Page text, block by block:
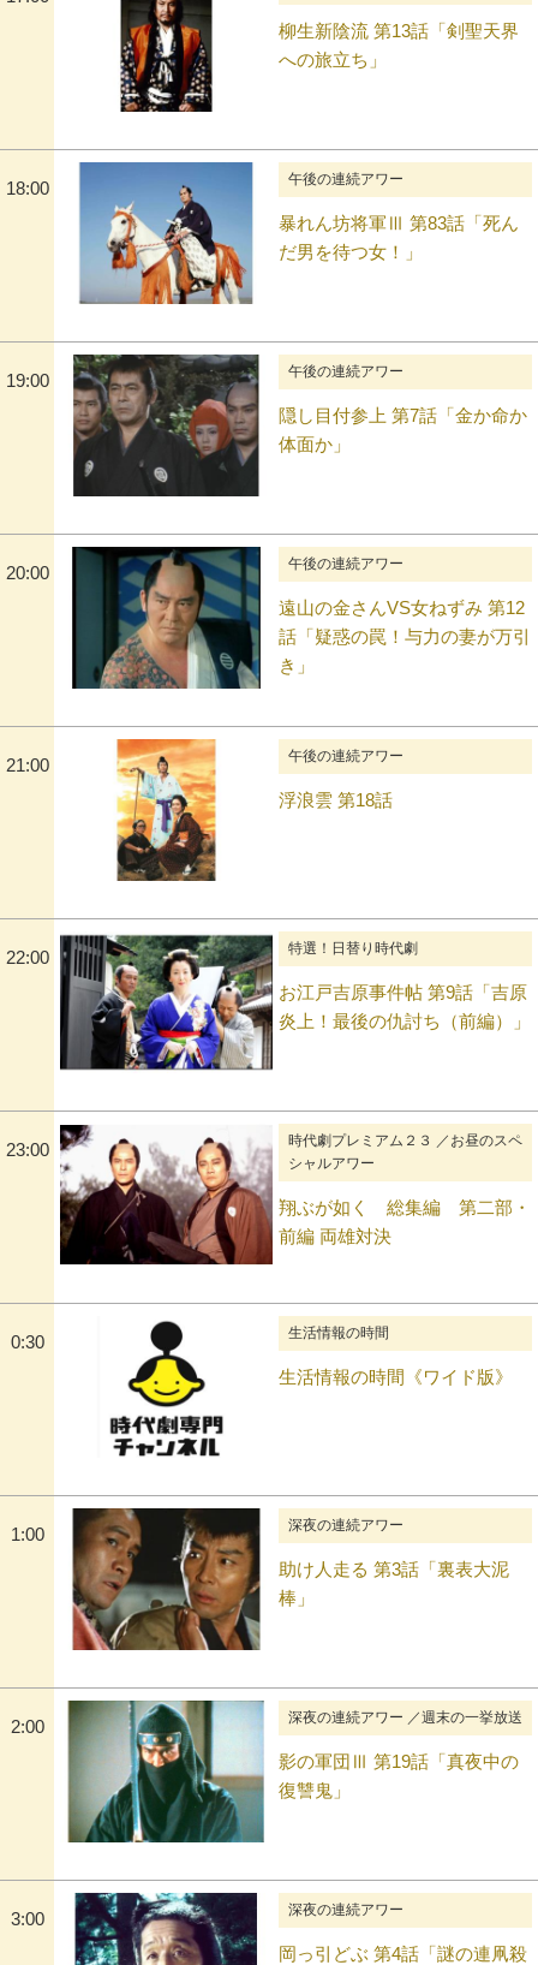
柳生新陰流 第13話「剣聖天界
への旅立ち」
18:00 午後の連続アワー
暴れん坊将軍Ⅲ 第83話「死ん
だ男を待つ女！」
19:00 午後の連続アワー
隠し目付参上 第7話「金か命か
体面か」
20:00 午後の連続アワー
遠山の金さんVS女ねずみ 第12
話「疑惑の罠！与力の妻が万引
き」
21:00 午後の連続アワー
浮浪雲 第18話
22:00 特選！日替り時代劇
お江戸吉原事件帖 第9話「吉原
炎上！最後の仇討ち（前編）」
23:00
時代劇プレミアム２３ ／お昼のスペ
シャルアワー
翔ぶが如く 総集編 第二部・
前編 両雄対決
0:30 生活情報の時間
生活情報の時間《ワイド版》
1:00 深夜の連続アワー
助け人走る 第3話「裏表大泥
棒」
2:00 深夜の連続アワー ／週末の一挙放送
影の軍団Ⅲ 第19話「真夜中の
復讐鬼」
3:00 深夜の連続アワー
岡っ引どぶ 第4話「謎の連凧殺